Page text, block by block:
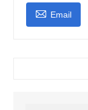
 Email